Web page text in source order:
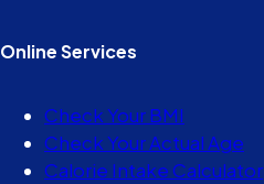
Online Services
Check Your BMI
Check Your Actual Age
Calorie Intake Calculator